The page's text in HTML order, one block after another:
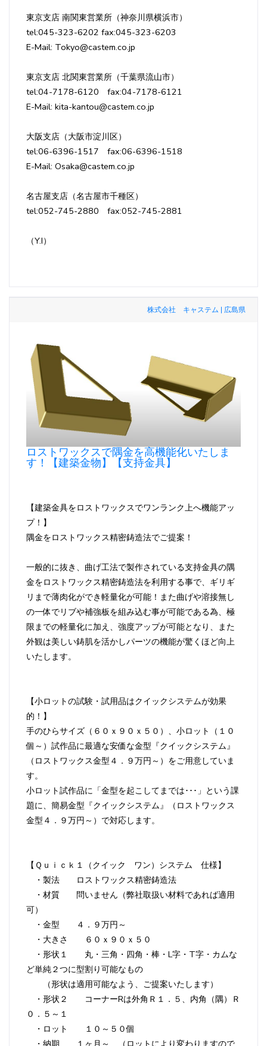
東京支店 南関東営業所（神奈川県横浜市）
tel:045-323-6202 fax:045-323-6203
E-Mail: Tokyo@castem.co.jp
東京支店 北関東営業所（千葉県流山市）
tel:04-7178-6120 fax:04-7178-6121
E-Mail: kita-kantou@castem.co.jp
大阪支店（大阪市淀川区）
tel:06-6396-1517 fax:06-6396-1518
E-Mail: Osaka@castem.co.jp
名古屋支店（名古屋市千種区）
tel:052-745-2880 fax:052-745-2881
（Y.I）
株式会社 キャステム | 広島県
ロストワックスで隅金を高機能化いたしま
す！【建築金物】【支持金具】
【建築金具をロストワックスでワンランク上へ機能アッ
プ！】
隅金をロストワックス精密鋳造法でご提案！
一般的に抜き、曲げ工法で製作されている支持金具の隅
金をロストワックス精密鋳造法を利用する事で、ギリギ
リまで薄肉化ができ軽量化が可能！また曲げや溶接無し
の一体でリブや補強板を組み込む事が可能である為、極
限までの軽量化に加え、強度アップが可能となり、また
外観は美しい鋳肌を活かしパーツの機能が驚くほど向上
いたします。
【小ロットの試験・試用品はクイックシステムが効果
的！】
手のひらサイズ（６０ｘ９０ｘ５０）、小ロット（１０
個～）試作品に最適な安価な金型『クイックシステム』
（ロストワックス金型４．９万円～）をご用意していま
す。
小ロット試作品に「金型を起こしてまでは･･･」という課
題に、簡易金型『クイックシステム』（ロストワックス
金型４．９万円～）で対応します。
【Ｑｕｉｃｋ１（クイック ワン）システム 仕様】
・製法 ロストワックス精密鋳造法
・材質 問いません（弊社取扱い材料であれば適用
可）
・金型 ４．９万円～
・大きさ ６０ｘ９０ｘ５０
・形状１ 丸・三角・四角・棒・L字・T字・カムな
ど単純２つに型割り可能なもの
（形状は適用可能なよう、ご提案いたします）
・形状２ コーナーRは外角Ｒ１．５、内角（隅）Ｒ
０．５～１
・ロット １０～５０個
・納期 １ヶ月～ （ロットにより変わりますので